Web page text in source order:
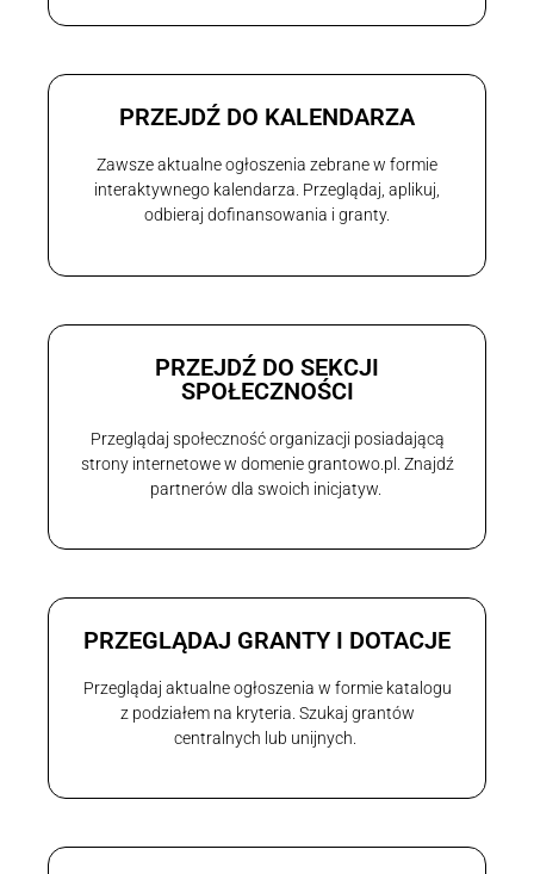
PRZEJDŹ DO KALENDARZA
Zawsze aktualne ogłoszenia zebrane w formie
interaktywnego kalendarza. Przeglądaj, aplikuj,
odbieraj dofinansowania i granty.
PRZEJDŹ DO SEKCJI
SPOŁECZNOŚCI
Przeglądaj społeczność organizacji posiadającą
strony internetowe w domenie grantowo.pl. Znajdź
partnerów dla swoich inicjatyw.
PRZEGLĄDAJ GRANTY I DOTACJE
Przeglądaj aktualne ogłoszenia w formie katalogu
z podziałem na kryteria. Szukaj grantów
centralnych lub unijnych.